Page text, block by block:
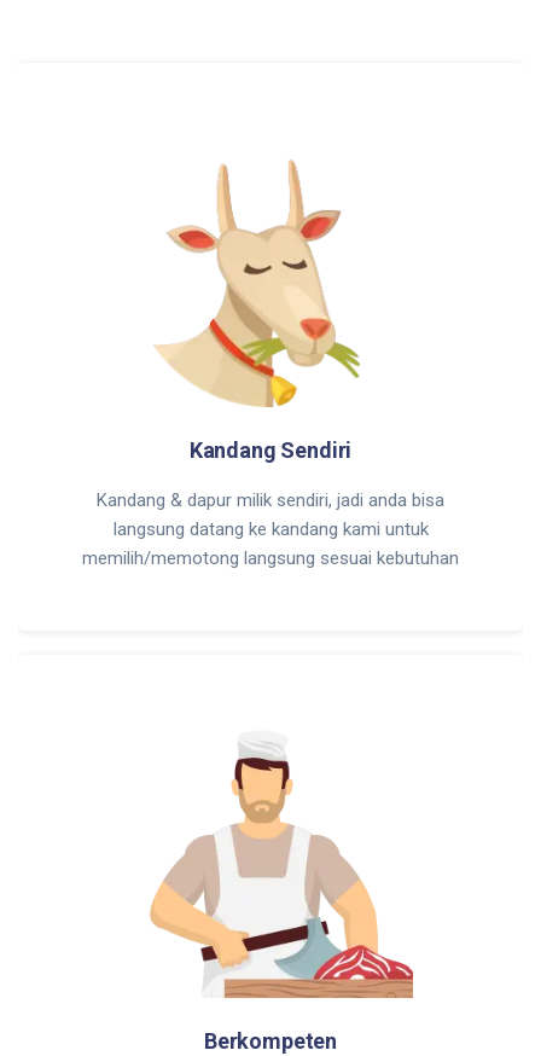
Kandang Sendiri
Kandang & dapur milik sendiri, jadi anda bisa
langsung datang ke kandang kami untuk
memilih/memotong langsung sesuai kebutuhan
Berkompeten